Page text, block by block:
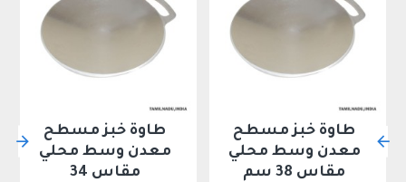
طاوة خبز مسطح
معدن وسط محلي
مقاس 38 سم
طاوة خبز مسطح
معدن وسط محلي
مقاس 34